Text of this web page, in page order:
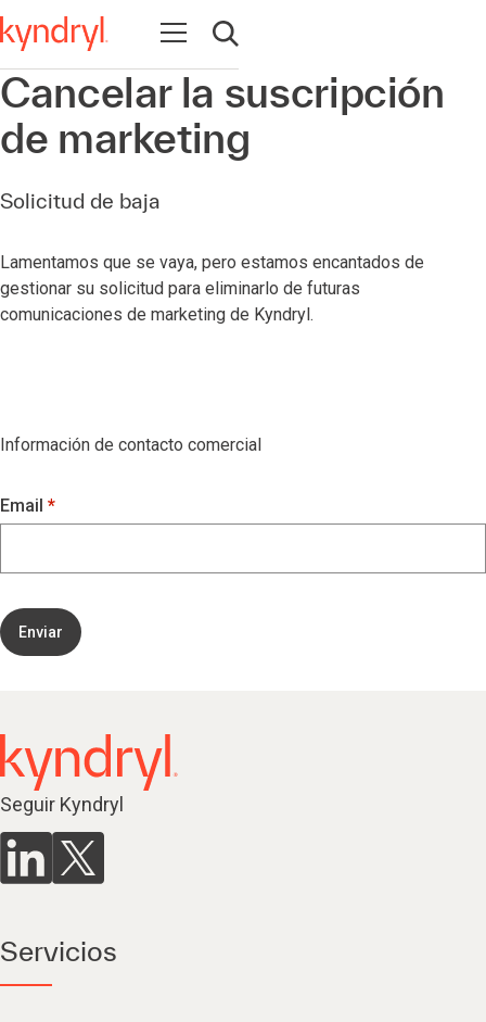
Abrir navegación
Abrir búsqueda
Cancelar la suscripción
de marketing
Solicitud de baja
Lamentamos que se vaya, pero estamos encantados de
gestionar su solicitud para eliminarlo de futuras
comunicaciones de marketing de Kyndryl.
Información de contacto comercial
Email
Enviar
Seguir Kyndryl
Servicios